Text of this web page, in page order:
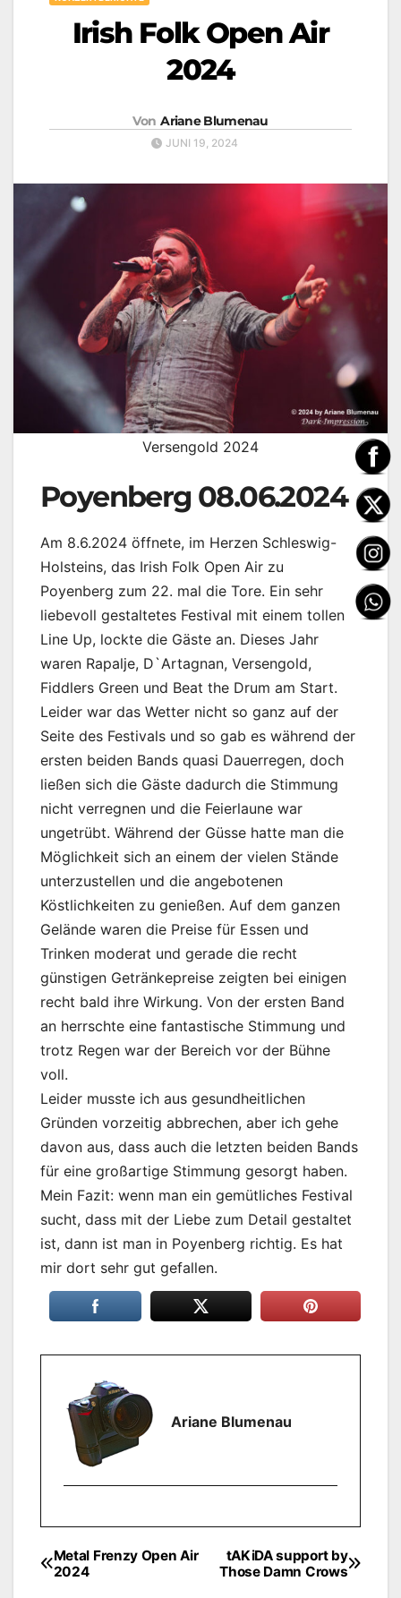
Irish Folk Open Air
2024
Von Ariane Blumenau
JUNI 19, 2024
Versengold 2024
Poyenberg 08.06.2024
Am 8.6.2024 öffnete, im Herzen Schleswig-
Holsteins, das Irish Folk Open Air zu
Poyenberg zum 22. mal die Tore. Ein sehr
liebevoll gestaltetes Festival mit einem tollen
Line Up, lockte die Gäste an. Dieses Jahr
waren Rapalje, D`Artagnan, Versengold,
Fiddlers Green und Beat the Drum am Start.
Leider war das Wetter nicht so ganz auf der
Seite des Festivals und so gab es während der
ersten beiden Bands quasi Dauerregen, doch
ließen sich die Gäste dadurch die Stimmung
nicht verregnen und die Feierlaune war
ungetrübt. Während der Güsse hatte man die
Möglichkeit sich an einem der vielen Stände
unterzustellen und die angebotenen
Köstlichkeiten zu genießen. Auf dem ganzen
Gelände waren die Preise für Essen und
Trinken moderat und gerade die recht
günstigen Getränkepreise zeigten bei einigen
recht bald ihre Wirkung. Von der ersten Band
an herrschte eine fantastische Stimmung und
trotz Regen war der Bereich vor der Bühne
voll.
Leider musste ich aus gesundheitlichen
Gründen vorzeitig abbrechen, aber ich gehe
davon aus, dass auch die letzten beiden Bands
für eine großartige Stimmung gesorgt haben.
Mein Fazit: wenn man ein gemütliches Festival
sucht, dass mit der Liebe zum Detail gestaltet
ist, dann ist man in Poyenberg richtig. Es hat
mir dort sehr gut gefallen.
Ariane Blumenau
Beitragsnavigation
tAKiDA support by
Those Damn Crows
Metal Frenzy Open Air
2024